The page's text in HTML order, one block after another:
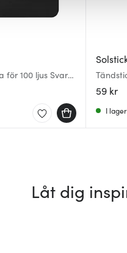
för 100 ljus Svart
59 kr
I lager
Låt dig